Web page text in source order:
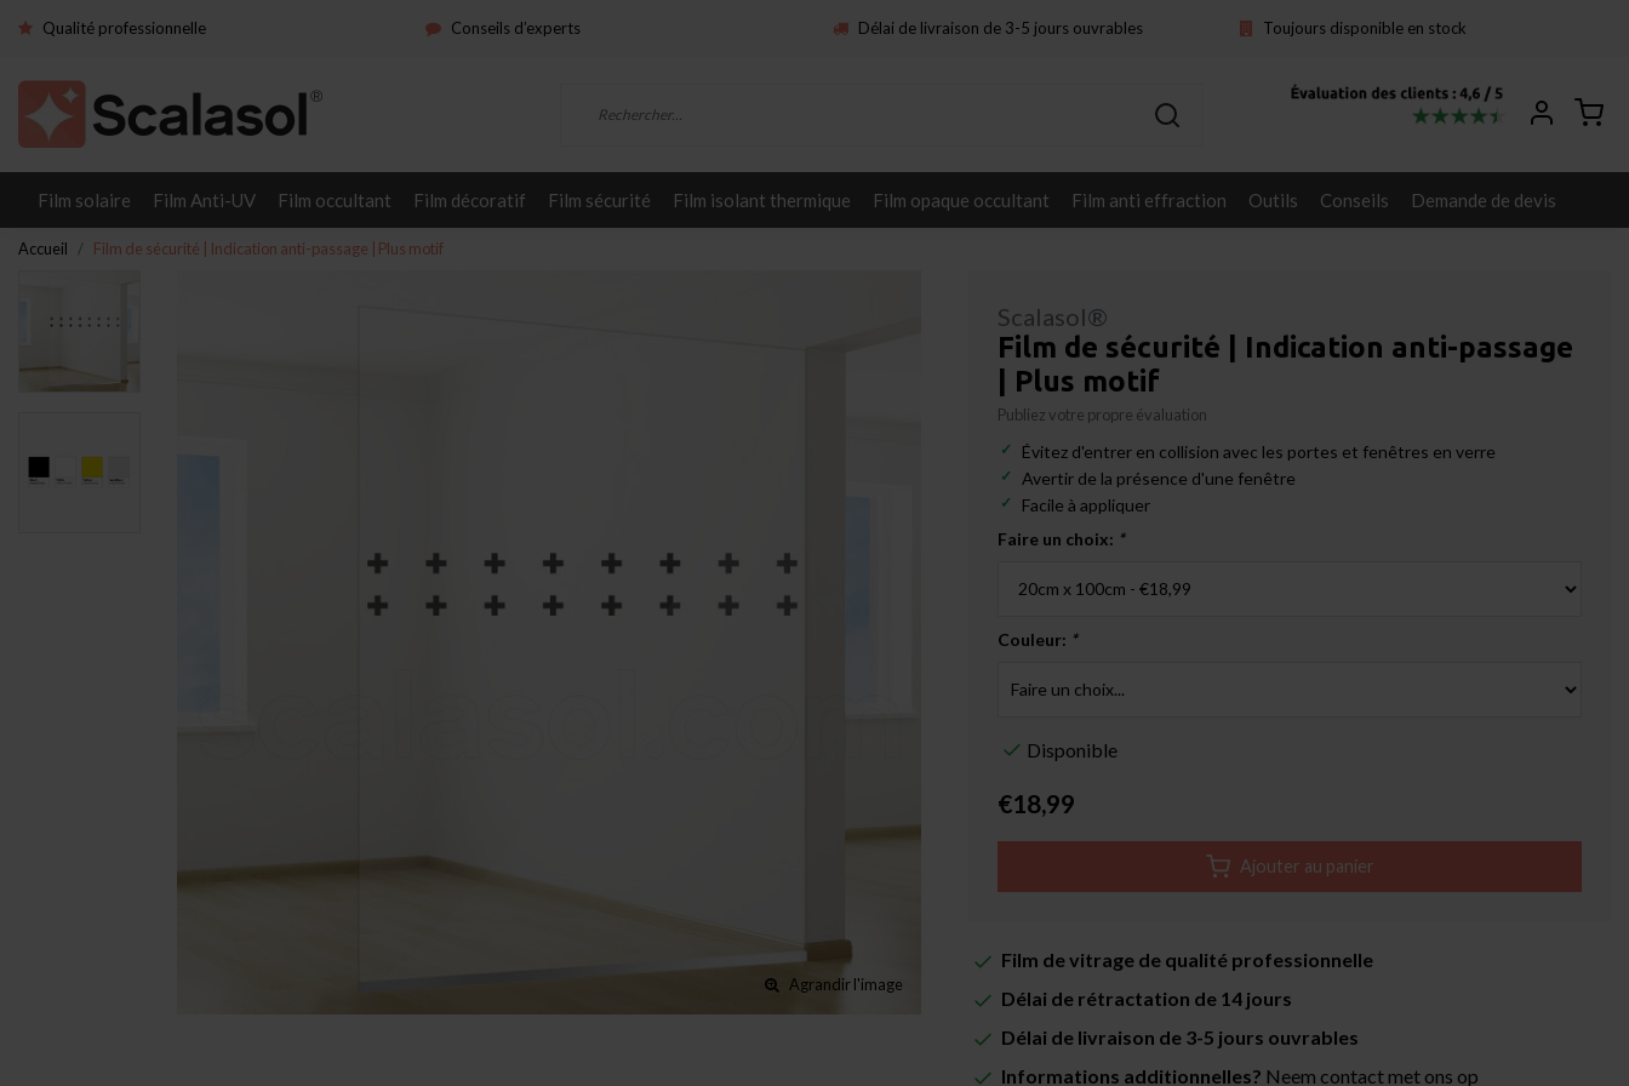
Qualité professionnelle Conseils d’experts Délai de livraison de 3-5 jours ouvrables Toujours disponible en stock
Film solaire Film Anti-UV Film occultant Film décoratif Film sécurité Film isolant thermique Film opaque occultant Film anti effraction Outils Conseils Demande de devis
Accueil Film de sécurité | Indication anti-passage | Plus motif
Agrandir l'image
Scalasol®
Film de sécurité | Indication anti-passage
| Plus motif
Publiez votre propre évaluation
Évitez d'entrer en collision avec les portes et fenêtres en verre
Avertir de la présence d'une fenêtre
Facile à appliquer
Faire un choix: *
Couleur: *
Disponible
€18,99
Ajouter au panier
Film de vitrage de qualité professionnelle
Délai de rétractation de 14 jours
Délai de livraison de 3-5 jours ouvrables
Informations additionnelles? Neem contact met ons op